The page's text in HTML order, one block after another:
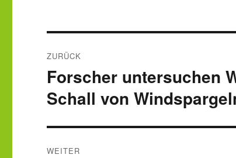
ZURÜCK
Vorheriger
Beitrag:
Forscher untersuchen
Schall von
WEITER